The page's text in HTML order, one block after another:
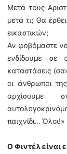
Μετά τους
μετά τι; Θα
εικαστικών;
Αν φοβόμαστε
ενδίδουμε σε
καταστάσεις
οι άνθρωποι
παιχνίδι…
Ο Φιντέλ είναι